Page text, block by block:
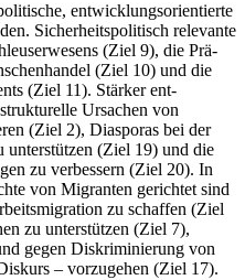
entwicklungsorientierte
Sicherheits­politisch relevante
(Ziel 9), die Prä­
(Ziel 10) und die
(Ziel 11). Stärker ent­
Ursachen von
(Ziel 2), Diasporas bei der
(Ziel 19) und die
zu verbessern (Ziel 20). In
von Migranten gerichtet sind
zu schaf­fen (Ziel
zu unterstützen (Ziel 7),
gegen Diskriminierung von
– vorzugehen (Ziel 17).